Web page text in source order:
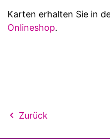
Karten erhalten Sie in
Onlineshop.
Zurück